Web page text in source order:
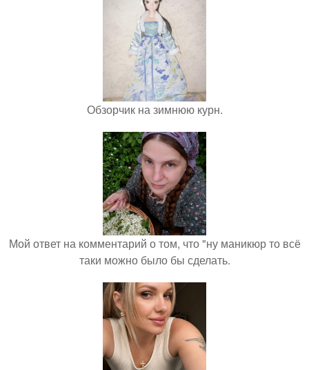
Обзорчик на зимнюю курн.
Мой ответ на комментарий о том, что "ну маникюр то всё
таки можно было бы сделать.